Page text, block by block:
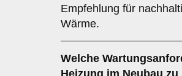
Empfehlung für
Wärme.
Welche
Heizung im Neubau